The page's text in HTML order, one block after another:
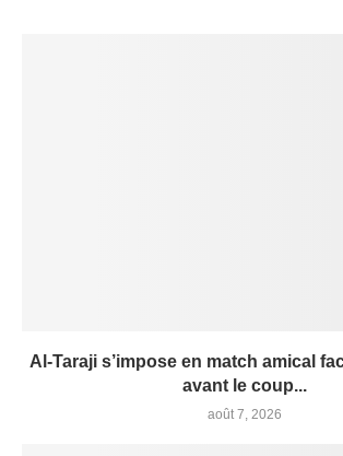
Al-Taraji s’impose en match amical
avant le coup...
août 7, 2026